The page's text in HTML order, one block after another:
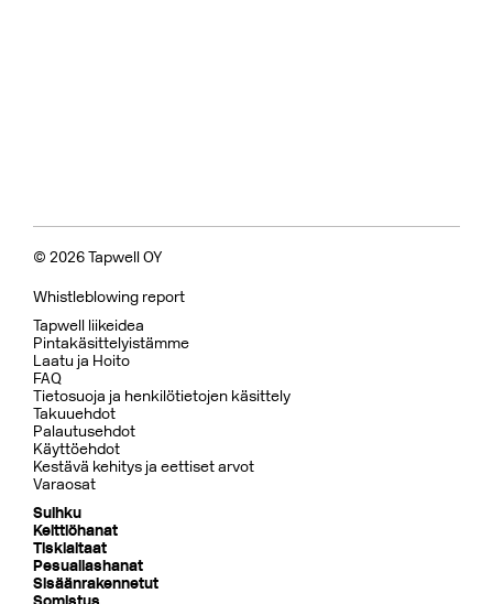
© 2026 Tapwell OY
Whistleblowing report
Tapwell liikeidea
Pintakäsittelyistämme
Laatu ja Hoito
FAQ
Tietosuoja ja henkilötietojen käsittely
Takuuehdot
Palautusehdot
Käyttöehdot
Kestävä kehitys ja eettiset arvot
Varaosat
Suihku
Keittiöhanat
Tiskialtaat
Pesuallashanat
Sisäänrakennetut